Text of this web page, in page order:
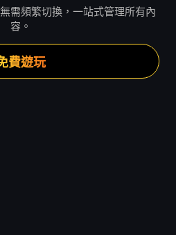
需頻繁切換，一站式管理所有內
容。
費遊玩